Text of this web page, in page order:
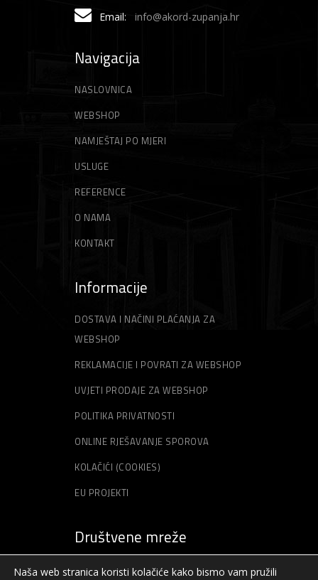
Email: info@akord-zupanja.hr
Navigacija
NASLOVNICA
WEBSHOP
NAMJEŠTAJ PO MJERI
USLUGE
REFERENCE
O NAMA
KONTAKT
Informacije
DOSTAVA I NAČINI PLAĆANJA ZA
WEBSHOP
REKLAMACIJE I POVRATI ZA WEBSHOP
UVJETI PRODAJE ZA WEBSHOP
POLITIKA PRIVATNOSTI
ONLINE RJEŠAVANJE SPOROVA
KOLAČIĆI (COOKIES)
EU PROJEKTI
Društvene mreže
Naša web stranica koristi kolačiće kako bismo vam pružili